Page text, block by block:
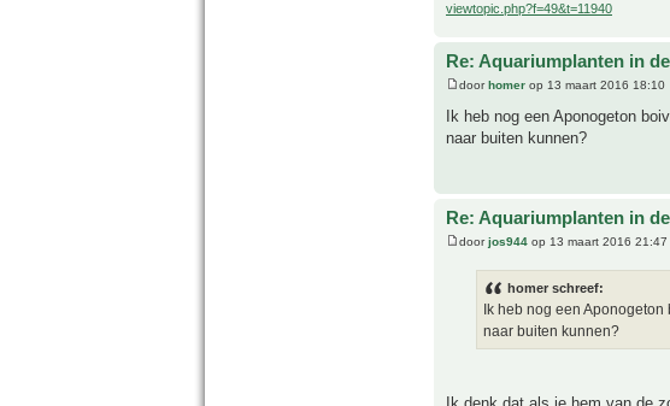
viewtopic.php?f=49&t=11940
Re: Aquariumplanten in
doorhomer op 13 maart 2016 18:10
Ik heb nog een Aponogeton
naar buiten kunnen?
Re: Aquariumplanten in
doorjos944 op 13 maart 2016 21:47
homer schreef:
Ik heb nog een
naar buiten kunnen?